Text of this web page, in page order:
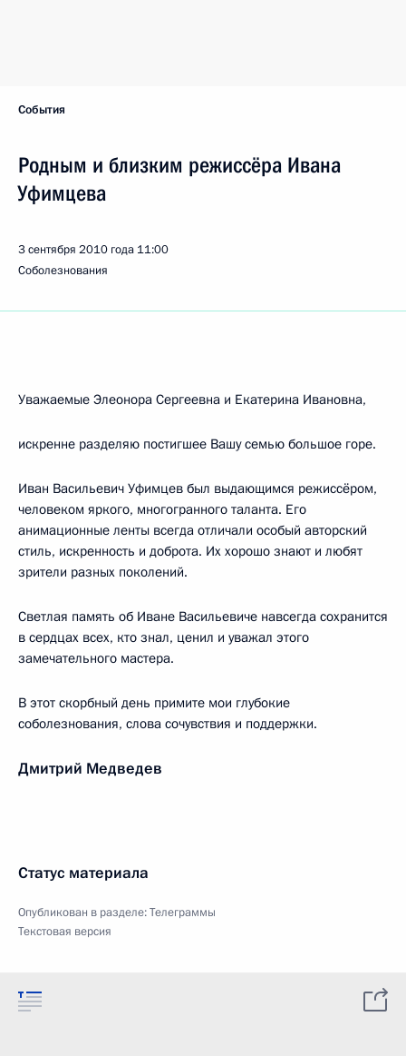
События
Родным и близким режиссёра Ивана
Уфимцева
3 сентября 2010 года 11:00
Соболезнования
Уважаемые Элеонора Сергеевна и Екатерина Ивановна,
искренне разделяю постигшее Вашу семью большое горе.
Иван Васильевич Уфимцев был выдающимся режиссёром,
человеком яркого, многогранного таланта. Его
анимационные ленты всегда отличали особый авторский
стиль, искренность и доброта. Их хорошо знают и любят
зрители разных поколений.
Светлая память об Иване Васильевиче навсегда сохранится
в сердцах всех, кто знал, ценил и уважал этого
замечательного мастера.
В этот скорбный день примите мои глубокие
соболезнования, слова сочувствия и поддержки.
Дмитрий Медведев
Статус материала
Опубликован в разделе:Телеграммы
Текстовая версия